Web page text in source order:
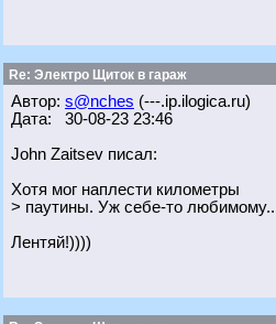
Re: Электро Щиток в гараж
Автор: s@nches (---.ip.ilogica.ru)
Дата: 30-08-23 23:46
John Zaitsev писал:
Хотя мог наплести километры
> паутины. Уж себе-то
Лентяй!))))